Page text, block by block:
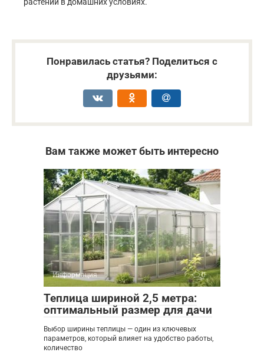
Понравилась статья? Поделиться с
друзьями:
Вам также может быть интересно
Информация 0
Теплица шириной 2,5 метра:
оптимальный размер для дачи
Выбор ширины теплицы — один из ключевых
параметров, который влияет на удобство работы,
количество